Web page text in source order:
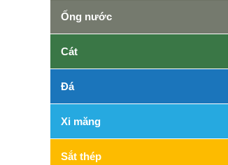
Ống nước
Cát
Đá
Xi măng
Sắt thép